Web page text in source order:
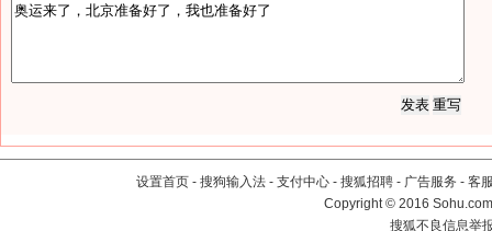
设置首页 - 搜狗输入法 - 支付中心 - 搜狐招聘 - 广告服务 - 客
Copyright©2016
搜狐不良信息举